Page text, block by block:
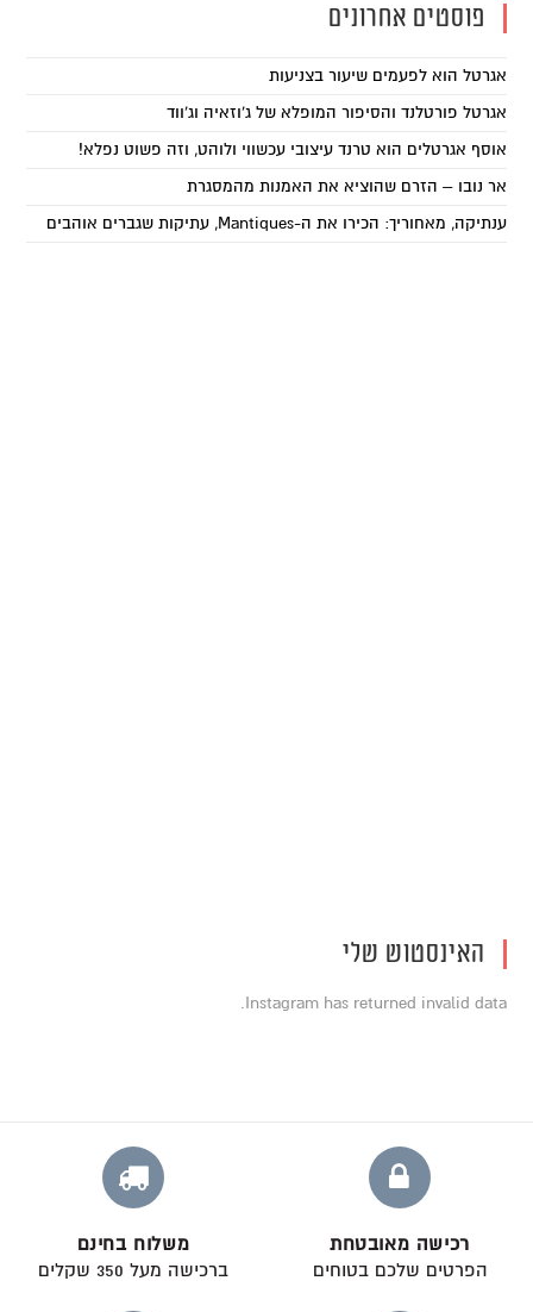
פוסטים אחרונים
אגרטל הוא לפעמים שיעור בצניעות
אגרטל פורטלנד והסיפור המופלא של ג'וזאיה וג'ווד
אוסף אגרטלים הוא טרנד עיצובי עכשווי ולוהט, וזה פשוט נפלא!
אר נובו – הזרם שהוציא את האמנות מהמסגרת
ענתיקה, מאחוריך: הכירו את ה-Mantiques, עתיקות שגברים אוהבים
האינסטוש שלי
Instagram has returned invalid data.
רכישה מאובטחת
הפרטים שלכם בטוחים
משלוח בחינם
ברכישה מעל 350 שקלים